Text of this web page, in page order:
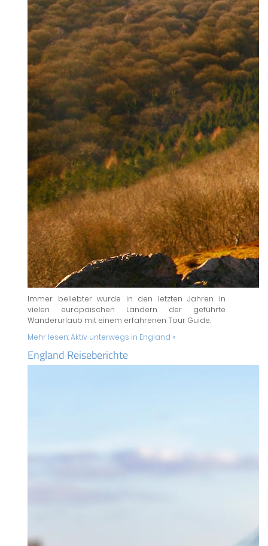
Immer beliebter wurde in den letzten Jahren in
vielen europäischen Ländern der geführte
Wanderurlaub mit einem erfahrenen Tour Guide.
Mehr lesen:Aktiv unterwegs in England »
England Reiseberichte